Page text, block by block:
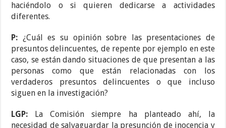
haciéndolo o si quieren dedicarse a actividades
diferentes.
P: ¿Cuál es su opinión sobre las presentaciones de
presuntos delincuentes, de repente por ejemplo en este
caso, se están dando situaciones de que presentan a las
personas como que están relacionadas con los
verdaderos presuntos delincuentes o que incluso
siguen en la investigación?
LGP: La Comisión siempre ha planteado ahí, la
necesidad de salvaguardar la presunción de inocencia y